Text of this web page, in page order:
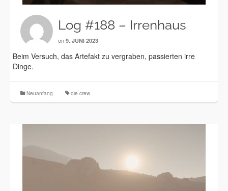
Log #188 – Irrenhaus
on 9. JUNI 2023
Beim Versuch, das Artefakt zu vergraben, passierten irre
Dinge.
Neuanfang die-crew